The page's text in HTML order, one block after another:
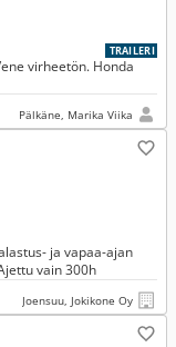
TRAILERI
virheetön. Honda
Pälkäne, Marika Viika
(Jokikone oy) Ajettu vain 300h
Joensuu, Jokikone Oy